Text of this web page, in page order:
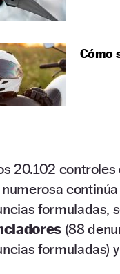
Cómo
20.102
formuladas,
(88
formuladas)